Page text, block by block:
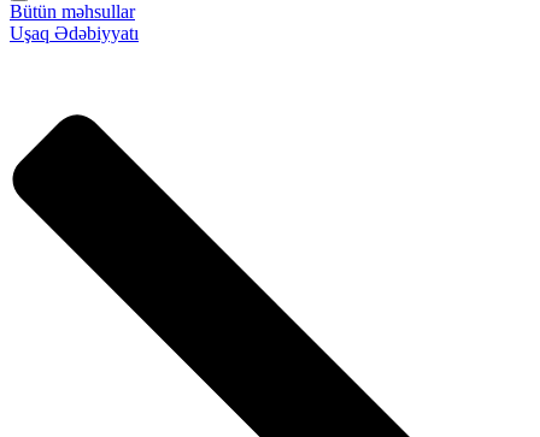
Bütün məhsullar
Uşaq Ədəbiyyatı